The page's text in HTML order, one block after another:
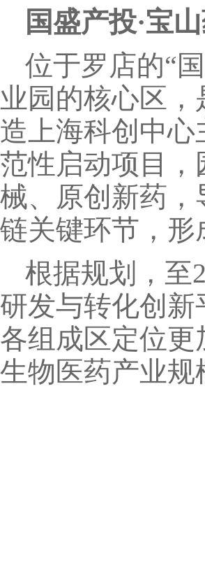
国盛产投·宝
位于罗店的“
业园的核心区，
造上海科创中
范性启动项目
械、原创新药
链关键环节，
根据规划，至
研发与转化创
各组成区定位
生物医药产业规